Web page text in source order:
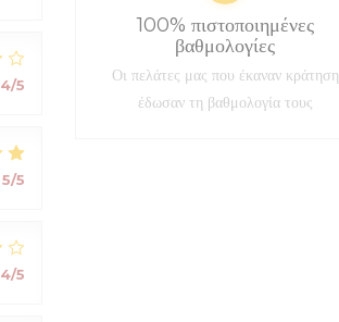
4/5
5/5
4/5
100% πιστοποιημένες
βαθμολογίες
Οι πελάτες μας που έκαναν κράτηση
έδωσαν τη βαθμολογία τους